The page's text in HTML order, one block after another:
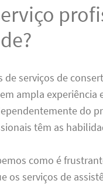
de serviços de
ampla experiência
do
têm as
como é
os serviços de